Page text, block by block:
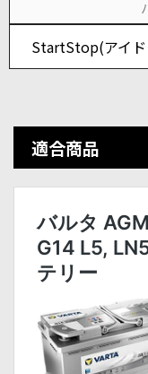
StartStop(アイド
適合商品